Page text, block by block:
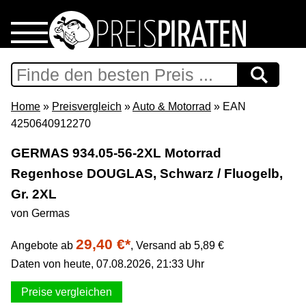
Home
Download
Support & Newsletter
Presse
Datenschutz
Impressum
Home » Preisvergleich »Auto & Motorrad » EAN
4250640912270
GERMAS 934.05-56-2XL Motorrad
Regenhose DOUGLAS, Schwarz / Fluogelb,
Gr. 2XL
von Germas
Angebote ab 29,40 €*, Versand ab 5,89 €
Daten von heute, 07.08.2026, 21:33 Uhr
Preise vergleichen